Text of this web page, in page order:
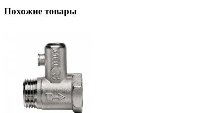
Похожие товары